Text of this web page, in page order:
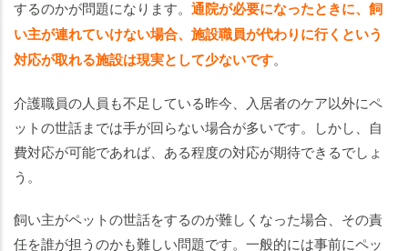
するのかが問題になります。 通院が必要になったときに、飼
い主が連れていけない場合、施設職員が代わりに行くという
対応が取れる施設は現実として少ないです。
介護職員の人員も不足している昨今、入居者のケア以外にペ
ットの世話までは手が回らない場合が多いです。しかし、自
費対応が可能であれば、ある程度の対応が期待できるでしょ
う。
飼い主がペットの世話をするのが難しくなった場合、その責
任を誰が担うのかも難しい問題です。一般的には事前にペッ